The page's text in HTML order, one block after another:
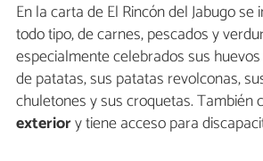
En la carta de El Rincón del Jabugo
todo tipo, de carnes, pescados y
especialmente celebrados sus
de patatas, sus patatas revolconas,
chuletones y sus croquetas. También
exteriory tiene acceso para